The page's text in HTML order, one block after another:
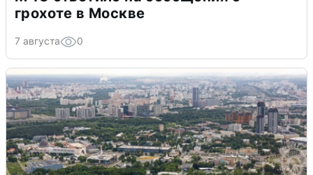
грохоте в Москве
7 августа 0